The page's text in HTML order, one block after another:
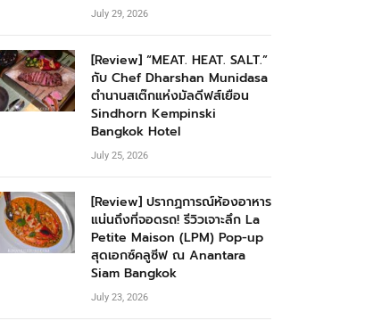
July 29, 2026
[Review] “MEAT. HEAT. SALT.”
กับ Chef Dharshan Munidasa
ตำนานสเต๊กแห่งมัลดีฟส์เยือน
Sindhorn Kempinski
Bangkok Hotel
July 25, 2026
[Review] ปรากฏการณ์ห้องอาหาร
แน่นถึงที่จอดรถ! รีวิวเจาะลึก La
Petite Maison (LPM) Pop-up
สุดเอกซ์คลูซีฟ ณ Anantara
Siam Bangkok
July 23, 2026